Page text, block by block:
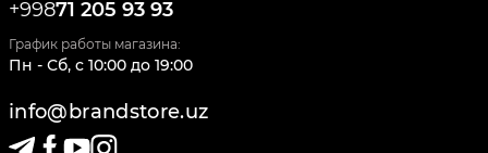
+99871 205 93 93
График работы магазина:
Пн - Сб, c 10:00 до 19:00
info@brandstore.uz